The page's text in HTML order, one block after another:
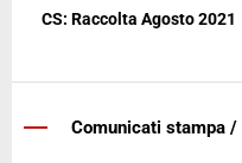
CS: Raccolta Agosto 2021
Comunicati stampa /